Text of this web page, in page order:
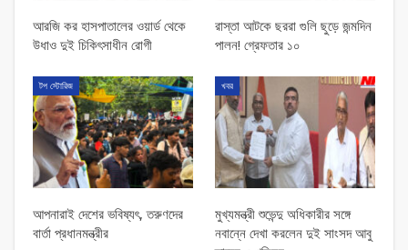
আরজি কর হাসপাতালের ওয়ার্ড থেকে
উধাও দুই চিকিৎসাধীন রোগী
রাস্তা আটকে ছররা গুলি ছুড়ে জন্মদিন
পালন! গ্রেফতার ১০
টপ স্টোরিজ
আপনারাই দেশের ভবিষ্যৎ, তরুণদের
বার্তা প্রধানমন্ত্রীর
খবর
মুখ্যমন্ত্রী শুভেন্দু অধিকারীর সঙ্গে
নবান্নে দেখা করলেন দুই সাংসদ আবু